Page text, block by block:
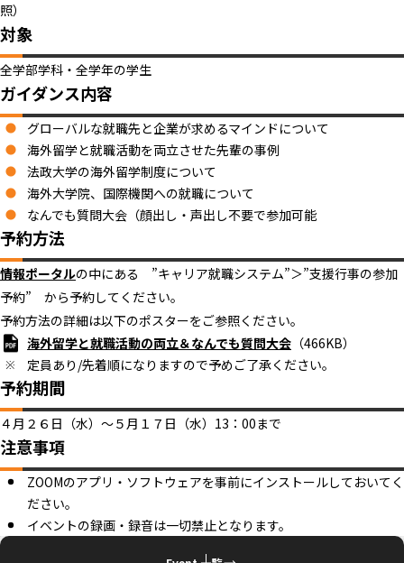
照）
対象
全学部学科・全学年の学生
ガイダンス内容
グローバルな就職先と企業が求めるマインドについて
海外留学と就職活動を両立させた先輩の事例
法政大学の海外留学制度について
海外大学院、国際機関への就職について
なんでも質問大会（顔出し・声出し不要で参加可能
予約方法
情報ポータルの中にある ”キャリア就職システム”＞”支援行事の参加
予約” から予約してください。
予約方法の詳細は以下のポスターをご参照ください。
海外留学と就職活動の両立＆なんでも質問大会 （466KB）
定員あり/先着順になりますので予めご了承ください。
予約期間
４月２６日（水）～５月１７日（水）13：00まで
注意事項
ZOOMのアプリ・ソフトウェアを事前にインストールしておいてく
ださい。
イベントの録画・録音は一切禁止となります。